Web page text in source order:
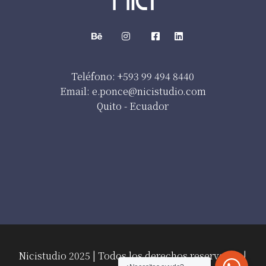
Teléfono: +593 99 494 8440
Email: e.ponce@nicistudio.com
Quito - Ecuador
Nicistudio 2025 | Todos los derechos reservados |